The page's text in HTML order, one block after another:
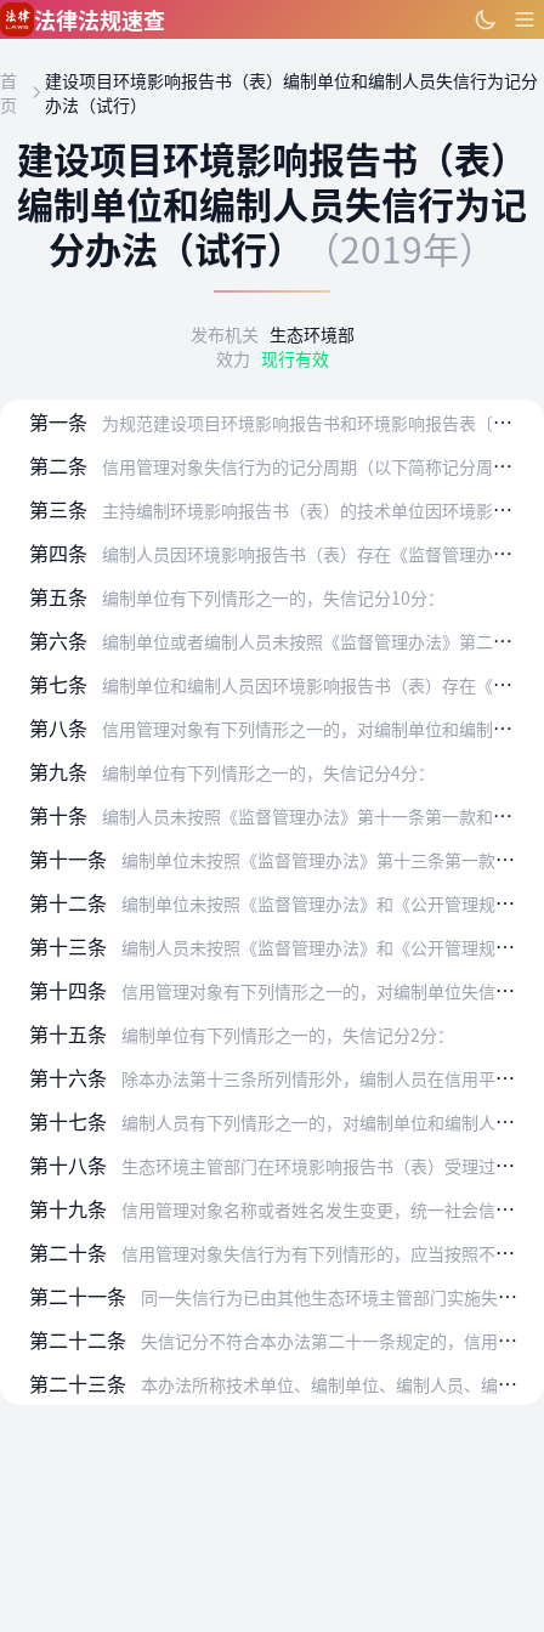
跳到主要内容
法律法规速查
首
页
建设项目环境影响报告书（表）编制单位和编制人员失信行为记分
办法（试行）
建设项目环境影响报告书（表）
编制单位和编制人员失信行为记
分办法（试行）
（2019年）
发布机关 生态环境部
效力 现行有效
第一条 为规范建设项目环境影响报告书和环境影响报告表〔以下简称环境影响报告书（表）〕编制行为监督检查过程中，编制单位和编制人员（以下统称信用管理对象）的失信行为记分，根…
第二条 信用管理对象失信行为的记分周期（以下简称记分周期）为一年，自信用管理对象在全国统一的环境影响评价信用平台（以下简称信用平台）建立诚信档案之日起计算。
第三条 主持编制环境影响报告书（表）的技术单位因环境影响报告书（表）存在《监督管理办法》第二十六条第二款、第二十七条所列问题，禁止从事环境影响报告书（表）编制工作的，失…
第四条 编制人员因环境影响报告书（表）存在《监督管理办法》第二十六条第二款、第二十七条所列问题，五年内或者终身禁止从事环境影响报告书（表）编制工作的，失信记分20分。
第五条 编制单位有下列情形之一的，失信记分10分：
第六条 编制单位或者编制人员未按照《监督管理办法》第二十五条规定接受生态环境主管部门监督检查，或者在接受监督检查时弄虚作假，未如实说明情况、提供相关材料的，失信记分10…
第七条 编制单位和编制人员因环境影响报告书（表）存在《监督管理办法》第二十六条第一款所列问题受到通报批评的，对编制单位和编制人员分别失信记分5分。
第八条 信用管理对象有下列情形之一的，对编制单位和编制人员分别失信记分5分：
第九条 编制单位有下列情形之一的，失信记分4分：
第十条 编制人员未按照《监督管理办法》第十一条第一款和《公开管理规定》第四条规定通过信用平台提交本人基本情况信息的，失信记分4分。
第十一条 编制单位未按照《监督管理办法》第十三条第一款规定进行环境影响评价质量控制的，失信记分3分。
第十二条 编制单位未按照《监督管理办法》和《公开管理规定》在信用平台及时变更本单位及其编制人员相关情况信息，或者在信用平台提交的本单位及其编制人员相关情况信息不真实、不准…
第十三条 编制人员未按照《监督管理办法》和《公开管理规定》在信用平台及时变更本人相关情况信息，或者在信用平台提交的本人及其从业单位相关情况信息不真实、不准确、不完整，有下…
第十四条 信用管理对象有下列情形之一的，对编制单位失信记分2分：
第十五条 编制单位有下列情形之一的，失信记分2分：
第十六条 除本办法第十三条所列情形外，编制人员在信用平台提交的信息不真实、不准确、不完整的，失信记分2分。
第十七条 编制人员有下列情形之一的，对编制单位和编制人员分别失信记分2分：
第十八条 生态环境主管部门在环境影响报告书（表）受理过程中发现信用管理对象有本办法第五条第三项、第五条第四项、第八条至第十条、第十四条、第十七条第二项所列情形之一的，除按…
第十九条 信用管理对象名称或者姓名发生变更，统一社会信用代码或者身份证件号码未发生变化的，信用平台按照同一信用管理对象继续累计失信记分。
第二十条 信用管理对象失信行为有下列情形的，应当按照不同失信行为分别作出失信记分：
第二十一条 同一失信行为已由其他生态环境主管部门实施失信记分的，不得重复记分。
第二十二条 失信记分不符合本办法第二十一条规定的，信用管理对象可按照《监督管理办法》第三十三条第二款的规定作出书面陈述和申辩。
第二十三条 本办法所称技术单位、编制单位、编制人员、编制主持人和从业单位，是指《监督管理办法》第二条、第四条、第五条和第四十四条中的相关单位和人员。